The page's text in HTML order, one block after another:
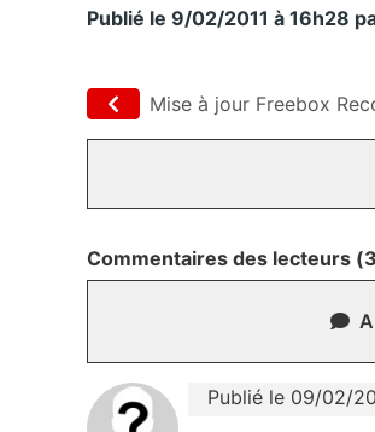
Publié le 9/02/2011 à 16h28
Mise à jour Freebox
Commentaires des lecteurs
Publié le 09/02/